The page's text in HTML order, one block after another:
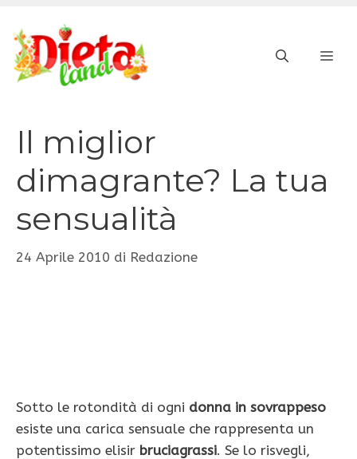
contenuto
Il miglior
dimagrante? La tua
sensualità
24 Aprile 2010 di Redazione
Sotto le rotondità di ogni donna in sovrappeso
esiste una carica sensuale che rappresenta un
potentissimo elisir bruciagrassi. Se lo risvegli,